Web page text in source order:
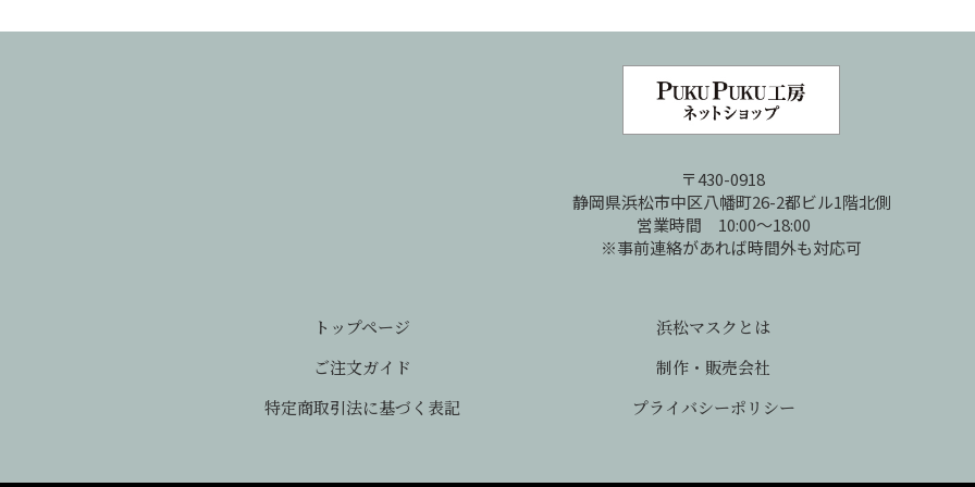
〒430-0918
静岡県浜松市中区八幡町26-2都ビル1階北側
営業時間 10:00～18:00
※事前連絡があれば時間外も対応可
トップページ
浜松マスクとは
ご注文ガイド
制作・販売会社
特定商取引法に基づく表記
プライバシーポリシー